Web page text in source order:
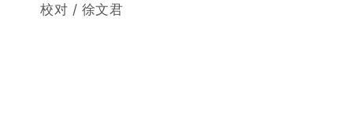
校对 / 徐文君